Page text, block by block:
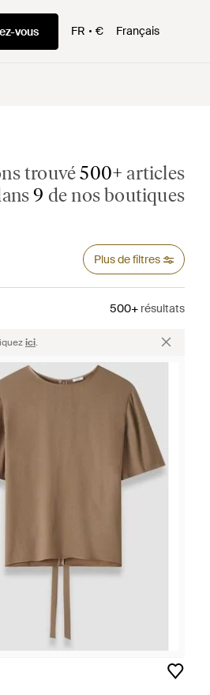
vous FR € Français
trouvé500+ articles
9 de nos boutiques
Plus de filtres
500+ résultats
ici.